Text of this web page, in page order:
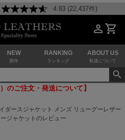
4.83 (22,437件)
NEW
新作
RANKING
ランキング
ABOUT US
私達について
のご注文・発送について】
ダースジャケット メンズ リューグーレザー
ジャケットのレビュー